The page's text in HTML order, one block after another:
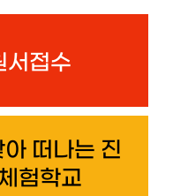
서접수
떠나는 진
험학교